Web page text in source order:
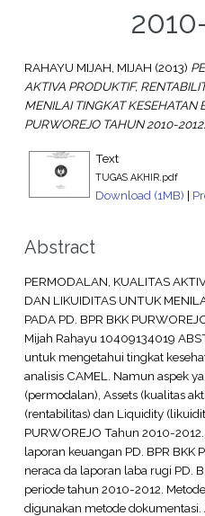
RAHAYU MIJAH, MIJAH (2013)
AKTIVA PRODUKTIF,
MENILAI TINGKAT KESEHATAN
PURWOREJO TAHUN 2010-2012.
Text
TUGAS AKHIR.pdf
Download (1MB) |
Abstract
PERMODALAN, KUALITAS
DAN LIKUIDITAS UNTUK
PADA PD. BPR BKK
Mijah Rahayu 10409134019
untuk mengetahui tingkat
analisis CAMEL. Namun aspek
(permodalan), Assets (kualitas
(rentabilitas) dan Liquidity
PURWOREJO Tahun 2010-
laporan keuangan PD. BPR BKK
neraca da laporan laba rugi PD.
periode tahun 2010-2012.
digunakan metode